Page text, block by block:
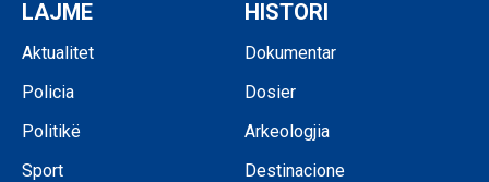
LAJME
Aktualitet
Policia
Politikë
Sport
HISTORI
Dokumentar
Dosier
Arkeologjia
Destinacione